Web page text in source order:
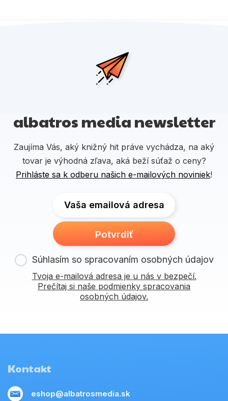
albatros media newsletter
Zaujíma Vás, aký knižný hit práve vychádza, na aký
tovar je výhodná zľava, aká beží súťaž o ceny?
Prihláste sa k odberu našich e-mailových noviniek!
Vaša emailová adresa
Potvrdiť
Súhlasím so spracovaním osobných údajov
Tvoja e-mailová adresa je u nás v bezpečí.
Prečítaj si naše podmienky spracovania
osobných údajov.
Kontakt
eshop@albatrosmedia.sk